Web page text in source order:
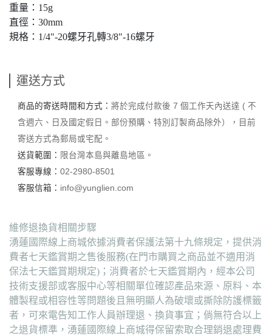
重量：15g
直徑：30mm
規格：1/4"-20螺牙孔轉3/8"-16螺牙
運送方式
商品的寄送時間和方式： 將於完成付款後 7 個工作天內送達 ( 不
含週六、日及國定假日。部份預購、特別訂製商品除外），目前
寄送方式為郵局或宅配。
送貨範圍： 限台灣本島與離島地區。
客服專線： 02-2980-8501
客服信箱： info@yunglien.com
維修退換貨相關步驟
湧蓮國際線上商城依據消費者保護法第十九條規定，提供消
費者七天鑑賞期之售後服務(在門市購買之商品並不適用消
保法七天鑑賞期規定)；消費者於七天鑑賞期內，經本公司
技術支援部或客服中心等相關單位確認產品來源、原料、本
體製程或相容性等問題後且無明顯人為破壞或撕除防護標籤
者，可來電告知工作人員辦理退、換貨事宜；倘無符合以上
之退貨標準，湧蓮國際線上商城得保留索取合理銷退處理費